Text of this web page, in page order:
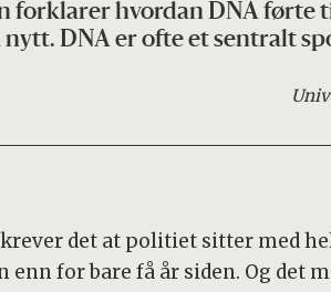
forklarer hvordan DNA førte
DNA er ofte et sentralt
det at politiet sitter med
for bare få år siden. Og det